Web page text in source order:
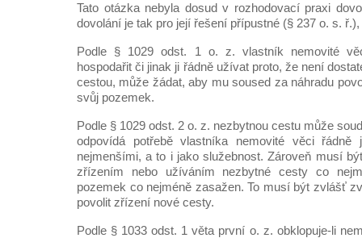
Tato otázka nebyla dosud v rozhodovací praxi
dovolání je tak pro její řešení přípustné (§ 237 o. s.
Podle § 1029 odst. 1 o. z. vlastník nemovité
hospodařit či jinak ji řádně užívat proto, že není
cestou, může žádat, aby mu soused za náhradu
svůj pozemek.
Podle § 1029 odst. 2 o. z. nezbytnou cestu může
odpovídá potřebě vlastníka nemovité věci
nejmenšími, a to i jako služebnost. Zároveň musí
zřízením nebo užíváním nezbytné cesty co
pozemek co nejméně zasažen. To musí být zvlášť
povolit zřízení nové cesty.
Podle § 1033 odst. 1 věta první o. z. obklopuje-li